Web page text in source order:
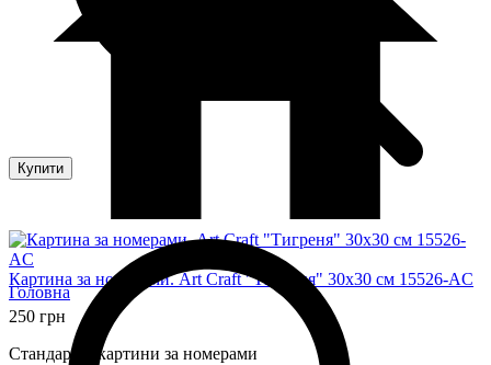
Картина за номерами. Art Craft "Тигреня" 30х30 см 15526-AC
250 грн
Стандартні картини за номерами
Купити
Головна